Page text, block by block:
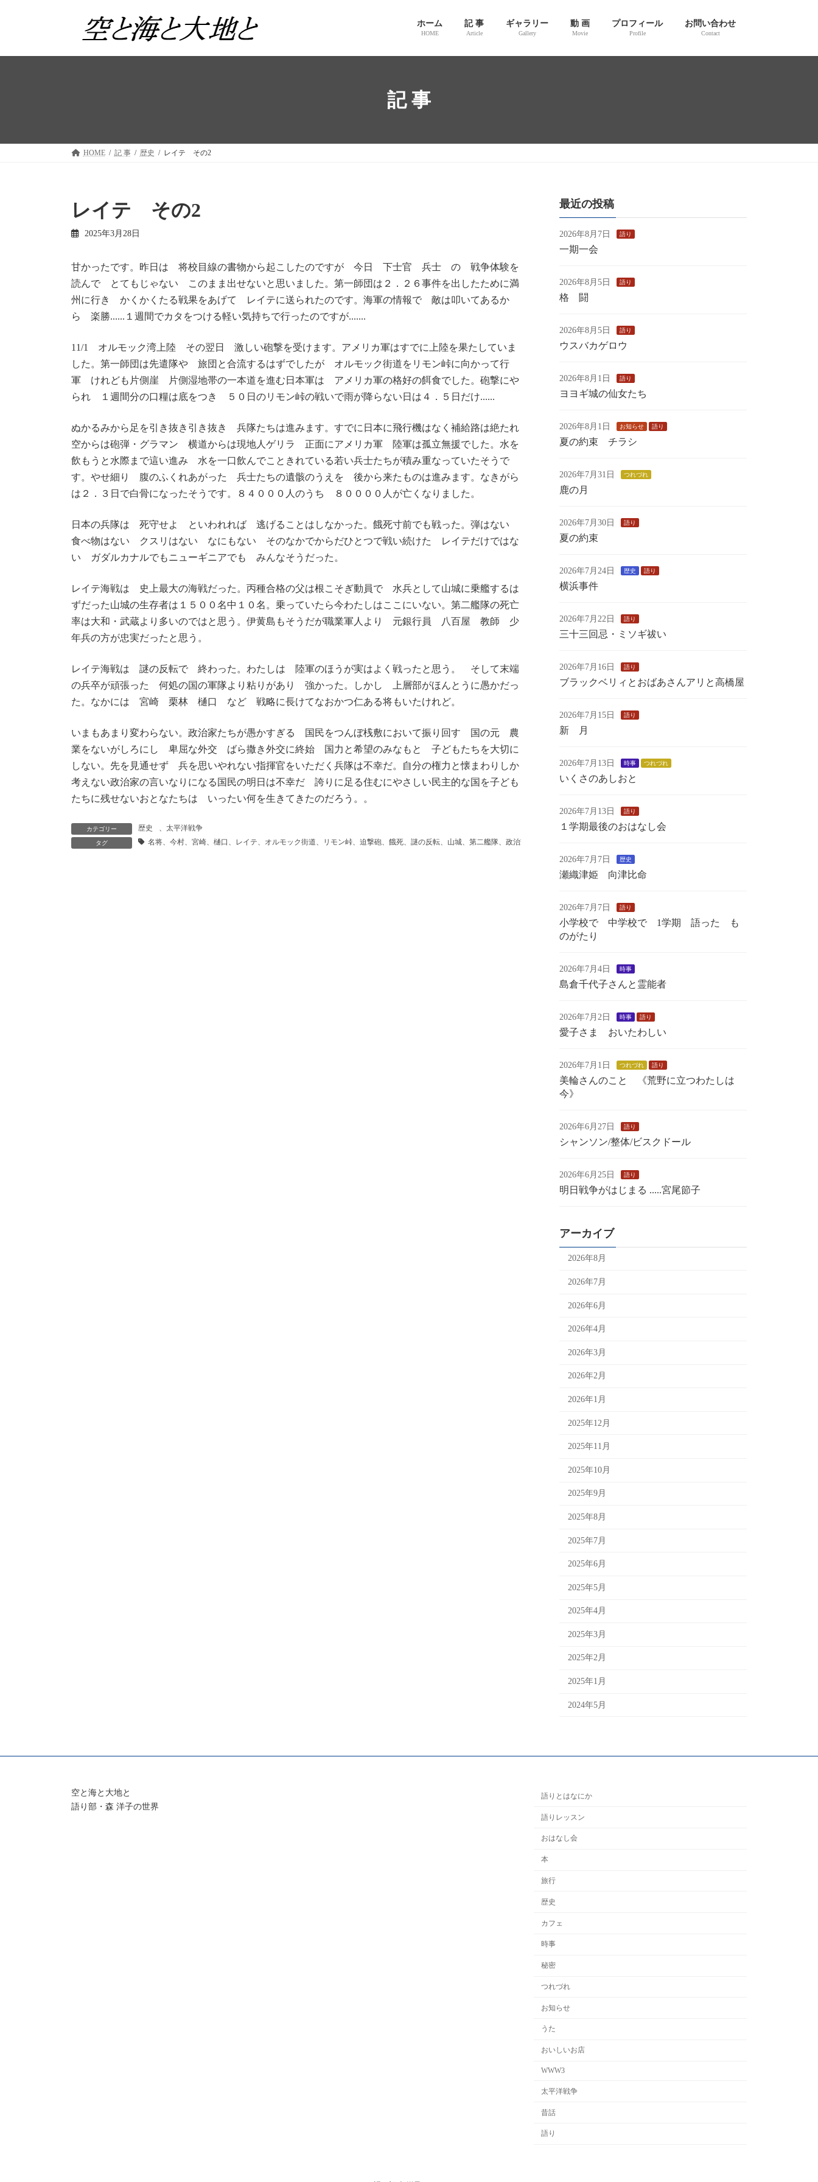
ツ
シ
ホーム
HOME
記 事
Article
ギャラリー
Gallery
動 画
Movie
プロフィール
Profile
お問い合わせ
Contact
記 事
HOME 記 事 歴史 レイテ その2
レイテ その2
2025年3月28日
甘かったです。昨日は 将校目線の書物から起こしたのですが 今日 下士官 兵士 の 戦争体験を
読んで とてもじゃない このまま出せないと思いました。第一師団は２．２６事件を出したために満
州に行き かくかくたる戦果をあげて レイテに送られたのです。海軍の情報で 敵は叩いてあるか
ら 楽勝......１週間でカタをつける軽い気持ちで行ったのですが.......
11/1 オルモック湾上陸 その翌日 激しい砲撃を受けます。アメリカ軍はすでに上陸を果たしていま
した。第一師団は先遣隊や 旅団と合流するはずでしたが オルモック街道をリモン峠に向かって行
軍 けれども片側崖 片側湿地帯の一本道を進む日本軍は アメリカ軍の格好の餌食でした。砲撃にや
られ １週間分の口糧は底をつき ５０日のリモン峠の戦いで雨が降らない日は４．５日だけ......
ぬかるみから足を引き抜き引き抜き 兵隊たちは進みます。すでに日本に飛行機はなく補給路は絶たれ
空からは砲弾・グラマン 横道からは現地人ゲリラ 正面にアメリカ軍 陸軍は孤立無援でした。水を
飲もうと水際まで這い進み 水を一口飲んでこときれている若い兵士たちが積み重なっていたそうで
す。やせ細り 腹のふくれあがった 兵士たちの遺骸のうえを 後から来たものは進みます。なきがら
は２．３日で白骨になったそうです。８４０００人のうち ８００００人が亡くなりました。
日本の兵隊は 死守せよ といわれれば 逃げることはしなかった。餓死寸前でも戦った。弾はない
食べ物はない クスリはない なにもない そのなかでからだひとつで戦い続けた レイテだけではな
い ガダルカナルでもニューギニアでも みんなそうだった。
レイテ海戦は 史上最大の海戦だった。丙種合格の父は根こそぎ動員で 水兵として山城に乗艦するは
ずだった山城の生存者は１５００名中１０名。乗っていたら今わたしはここにいない。第二艦隊の死亡
率は大和・武蔵より多いのではと思う。伊黄島もそうだが職業軍人より 元銀行員 八百屋 教師 少
年兵の方が忠実だったと思う。
レイテ海戦は 謎の反転で 終わった。わたしは 陸軍のほうが実はよく戦ったと思う。 そして末端
の兵卒が頑張った 何処の国の軍隊より粘りがあり 強かった。しかし 上層部がほんとうに愚かだっ
た。なかには 宮崎 栗林 樋口 など 戦略に長けてなおかつ仁ある将もいたけれど。
いまもあまり変わらない。政治家たちが愚かすぎる 国民をつんぼ桟敷において振り回す 国の元 農
業をないがしろにし 卑屈な外交 ばら撒き外交に終始 国力と希望のみなもと 子どもたちを大切に
しない。先を見通せず 兵を思いやれない指揮官をいただく兵隊は不幸だ。自分の権力と懐まわりしか
考えない政治家の言いなりになる国民の明日は不幸だ 誇りに足る住むにやさしい民主的な国を子ども
たちに残せないおとなたちは いったい何を生きてきたのだろう。。
カテゴリー 歴史 太平洋戦争
タグ 名将、今村、宮崎、樋口、レイテ、オルモック街道、リモン峠、迫撃砲、餓死、謎の反転、山城、第二艦隊、政治家
最近の投稿
2026年8月7日 語り
一期一会
2026年8月5日 語り
格 闘
2026年8月5日 語り
ウスバカゲロウ
2026年8月1日 語り
ヨヨギ城の仙女たち
2026年8月1日 お知らせ 語り
夏の約束 チラシ
2026年7月31日 つれづれ
鹿の月
2026年7月30日 語り
夏の約束
2026年7月24日 歴史 語り
横浜事件
2026年7月22日 語り
三十三回忌・ミソギ祓い
2026年7月16日 語り
ブラックベリィとおばあさんアリと高橋屋
2026年7月15日 語り
新 月
2026年7月13日 時事 つれづれ
いくさのあしおと
2026年7月13日 語り
１学期最後のおはなし会
2026年7月7日 歴史
瀬織津姫 向津比命
2026年7月7日 語り
小学校で 中学校で 1学期 語った も
のがたり
2026年7月4日 時事
島倉千代子さんと霊能者
2026年7月2日 時事 語り
愛子さま おいたわしい
2026年7月1日 つれづれ 語り
美輪さんのこと 《荒野に立つわたしは
今》
2026年6月27日 語り
シャンソン/整体/ビスクドール
2026年6月25日 語り
明日戦争がはじまる .....宮尾節子
アーカイブ
2026年8月
2026年7月
2026年6月
2026年4月
2026年3月
2026年2月
2026年1月
2025年12月
2025年11月
2025年10月
2025年9月
2025年8月
2025年7月
2025年6月
2025年5月
2025年4月
2025年3月
2025年2月
2025年1月
2024年5月
空と海と大地と
語り部・森 洋子の世界
語りとはなにか
語りレッスン
おはなし会
本
旅行
歴史
カフェ
時事
秘密
つれづれ
お知らせ
うた
おいしいお店
WWW3
太平洋戦争
昔話
語り